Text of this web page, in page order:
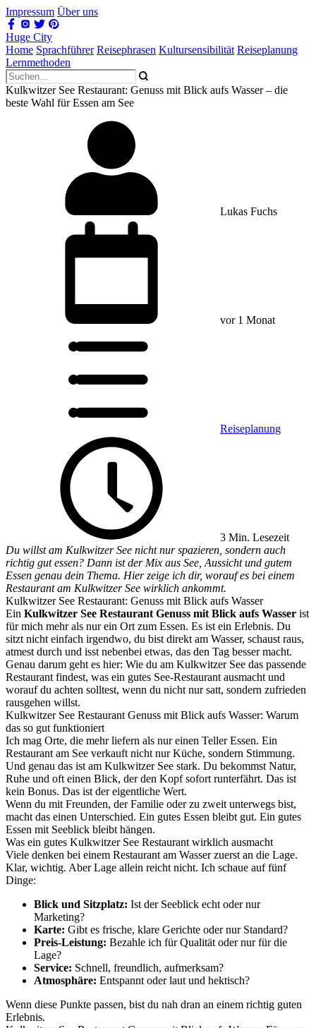
Impressum Über uns
Huge City
Home Sprachführer Reisephrasen Kultursensibilität Reiseplanung
Lernmethoden
Kulkwitzer See Restaurant: Genuss mit Blick aufs Wasser – die
beste Wahl für Essen am See
Lukas Fuchs
vor 1 Monat
Reiseplanung
3 Min. Lesezeit
Du willst am Kulkwitzer See nicht nur spazieren, sondern auch
richtig gut essen? Dann ist der Mix aus See, Aussicht und gutem
Essen genau dein Thema. Hier zeige ich dir, worauf es bei einem
Restaurant am Kulkwitzer See wirklich ankommt.
Kulkwitzer See Restaurant: Genuss mit Blick aufs Wasser
Ein Kulkwitzer See Restaurant Genuss mit Blick aufs Wasser ist
für mich mehr als nur ein Ort zum Essen. Es ist ein Erlebnis. Du
sitzt nicht einfach irgendwo, du bist direkt am Wasser, schaust raus,
atmest durch und isst nebenbei etwas, das den Tag besser macht.
Genau darum geht es hier: Wie du am Kulkwitzer See das passende
Restaurant findest, was ein gutes See-Restaurant ausmacht und
worauf du achten solltest, wenn du nicht nur satt, sondern zufrieden
rausgehen willst.
Kulkwitzer See Restaurant Genuss mit Blick aufs Wasser: Warum
das so gut funktioniert
Ich mag Orte, die mehr liefern als nur einen Teller Essen. Ein
Restaurant am See verkauft nicht nur Küche, sondern Stimmung.
Und genau das ist am Kulkwitzer See stark. Du bekommst Natur,
Ruhe und oft einen Blick, der den Kopf sofort runterfährt. Das ist
kein Bonus. Das ist der eigentliche Wert.
Wenn du mit Freunden, der Familie oder zu zweit unterwegs bist,
macht das einen Unterschied. Ein gutes Essen bleibt gut. Ein gutes
Essen mit Seeblick bleibt hängen.
Was ein gutes Kulkwitzer See Restaurant wirklich ausmacht
Viele denken bei einem Restaurant am Wasser zuerst an die Lage.
Klar, wichtig. Aber Lage allein reicht nicht. Ich schaue auf fünf
Dinge:
Blick und Sitzplatz: Ist der Seeblick echt oder nur
Marketing?
Karte: Gibt es frische, klare Gerichte oder nur Standard?
Preis-Leistung: Bezahle ich für Qualität oder nur für die
Lage?
Service: Schnell, freundlich, aufmerksam?
Atmosphäre: Entspannt oder laut und hektisch?
Wenn diese Punkte passen, bist du nah dran an einem richtig guten
Erlebnis.